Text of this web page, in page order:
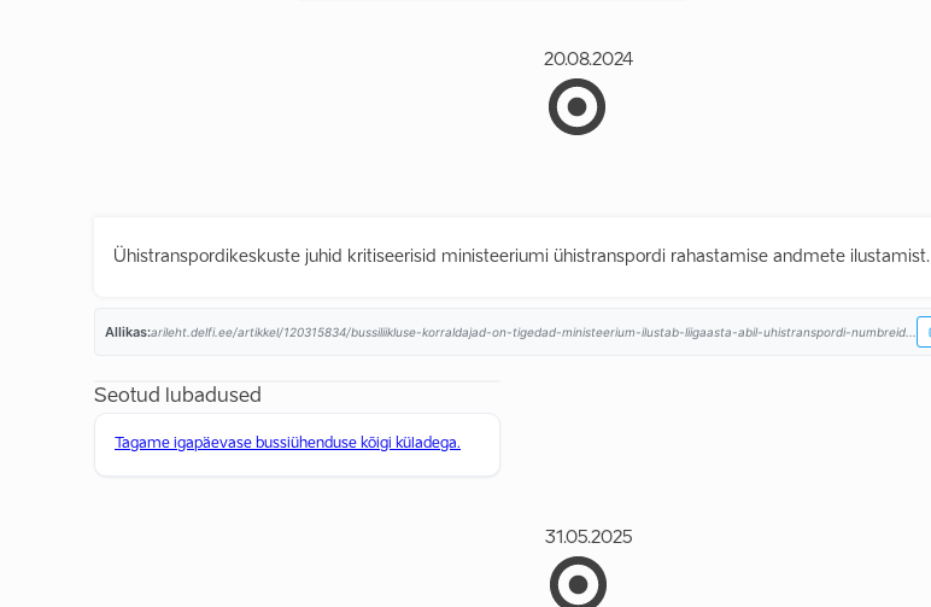
20.08.2024
Ühistranspordikeskuste juhid kritiseerisid ministeeriumi ühistranspordi rahastamise andmete ilustamist.
Allikas:arileht.delfi.ee/artikkel/120315834/bussiliikluse-korraldajad-on-tigedad-ministeerium-ilustab-liigaasta-abil-uhistranspordi-numbreid...
Seotud lubadused
Tagame igapäevase bussiühenduse kõigi küladega.
31.05.2025